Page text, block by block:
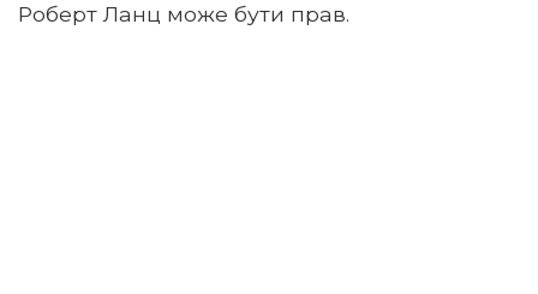
Роберт Ланц може бути прав.